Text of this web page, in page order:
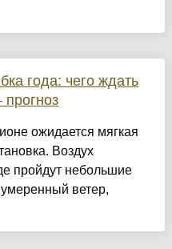
года: чего ждать
ожидается мягкая
Воздух
пройдут небольшие
умеренный ветер,